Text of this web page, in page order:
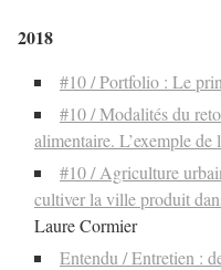
2018
#10 / Portfolio : Le
#10 / Modalités du
alimentaire. L’exemple
#10 / Agriculture
cultiver la ville produit
Laure Cormier
Entendu / Entretien :